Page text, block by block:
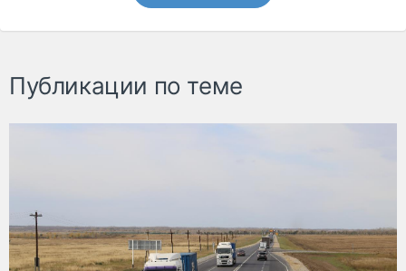
Публикации по теме